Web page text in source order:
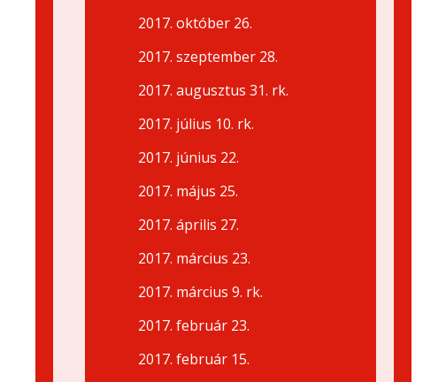
2017. október 26.
2017. szeptember 28.
2017. augusztus 31. rk.
2017. július 10. rk.
2017. június 22.
2017. május 25.
2017. április 27.
2017. március 23.
2017. március 9. rk.
2017. február 23.
2017. február 15.